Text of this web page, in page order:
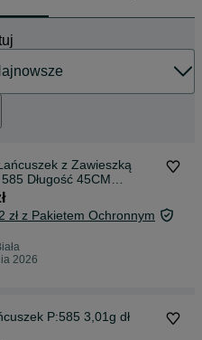
z Zawieszką
Długość 45CM
zł z Pakietem Ochronnym
2026
P:585 3,01g dł